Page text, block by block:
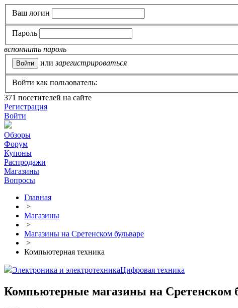
Ваш логин
Пароль
вспомнить пароль
или зарегистрироваться
Войти как пользователь:
371 посетителей на сайте
Регистрация
Войти
Обзоры
Форум
Купоны
Распродажи
Магазины
Вопросы
Главная
>
Магазины
>
Магазины на Сретенском бульваре
>
Компьютерная техника
Электроника и электротехникаЦифровая техника
Компьютерные магазины на Сретенском